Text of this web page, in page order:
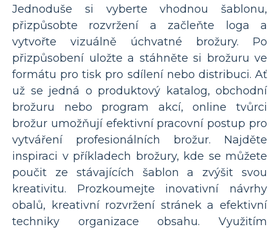
Jednoduše si vyberte vhodnou šablonu,
přizpůsobte rozvržení a začleňte loga a
vytvořte vizuálně úchvatné brožury. Po
přizpůsobení uložte a stáhněte si brožuru ve
formátu pro tisk pro sdílení nebo distribuci. Ať
už se jedná o produktový katalog, obchodní
brožuru nebo program akcí, online tvůrci
brožur umožňují efektivní pracovní postup pro
vytváření profesionálních brožur. Najděte
inspiraci v příkladech brožury, kde se můžete
poučit ze stávajících šablon a zvýšit svou
kreativitu. Prozkoumejte inovativní návrhy
obalů, kreativní rozvržení stránek a efektivní
techniky organizace obsahu. Využitím